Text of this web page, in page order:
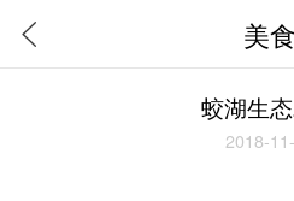
美食
蛟湖生
2018-